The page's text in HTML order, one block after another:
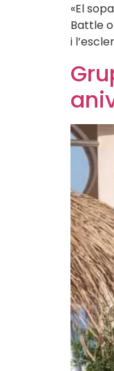
«El
Battle
i